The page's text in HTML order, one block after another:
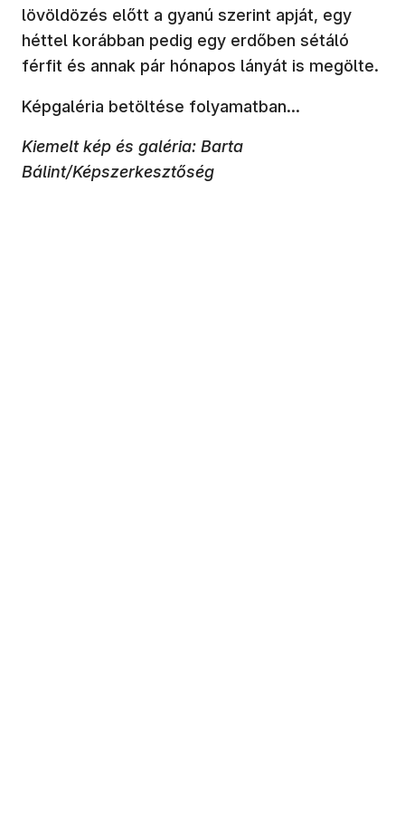
lövöldözés előtt a gyanú szerint apját, egy
héttel korábban pedig egy erdőben sétáló
férfit és annak pár hónapos lányát is megölte.
Képgaléria betöltése folyamatban...
Kiemelt kép és galéria: Barta
Bálint/Képszerkesztőség